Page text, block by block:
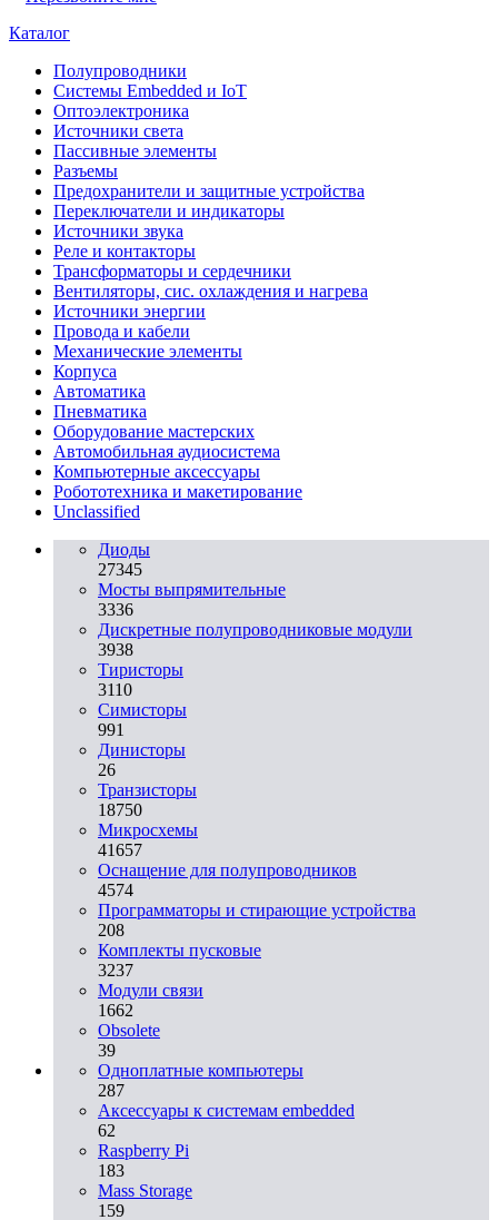
Каталог
Полупроводники
Системы Embedded и IoT
Oптоэлектроника
Источники света
Пассивные элементы
Разъeмы
Предохранители и защитные устройства
Переключатели и индикаторы
Источники звука
Реле и контакторы
Трансформаторы и сердечники
Вентиляторы, сис. охлаждения и нагрева
Источники энергии
Провода и кабели
Механические элементы
Корпуса
Автоматика
Пневматика
Оборудование мастерских
Автомобильная аудиосистема
Компьютерные аксессуары
Робототехника и макетирование
Unclassified
Диоды
27345
Мосты выпрямительные
3336
Дискретные полупроводниковые модули
3938
Тиристоры
3110
Симисторы
991
Динисторы
26
Транзисторы
18750
Микросхемы
41657
Оснащение для полупроводников
4574
Программаторы и стирающие устройства
208
Комплекты пусковые
3237
Модули связи
1662
Obsolete
39
Одноплатные компьютеры
287
Аксессуары к системам embedded
62
Raspberry Pi
183
Mass Storage
159